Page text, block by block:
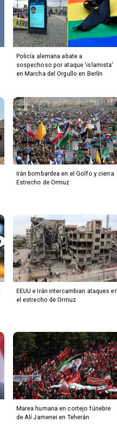
Policía alemana abate a
sospechoso por ataque 'islamista'
en Marcha del Orgullo en Berlín
Irán bombardea en el Golfo y cierra
Estrecho de Ormuz
EEUU e Irán intercambian ataques
el estrecho de Ormuz
Marea humana en cortejo fúnebre
de Alí Jamenei en Teherán